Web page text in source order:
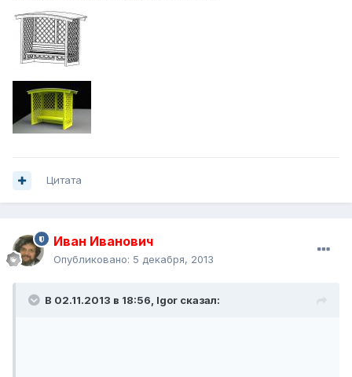
Цитата
Иван Иванович
Опубликовано: 5 декабря, 2013
В 02.11.2013 в 18:56, Igor сказал: